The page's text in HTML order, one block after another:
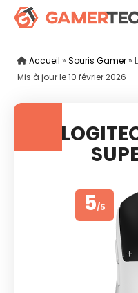
Accueil » Souris Gamer»
Mis à jour le10 février 2026
5/5